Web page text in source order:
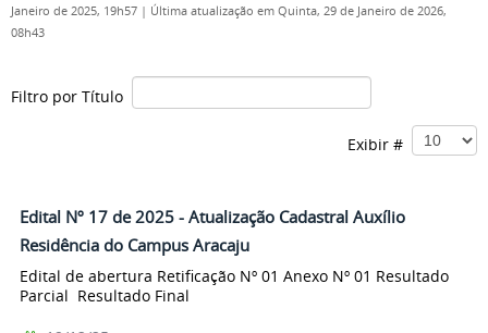
Janeiro de 2025, 19h57 | Última atualização em Quinta, 29 de Janeiro de 2026,
08h43
Filtro por Título
Exibir #
Edital Nº 17 de 2025 - Atualização Cadastral Auxílio
Residência do Campus Aracaju
Edital de abertura Retificação Nº 01 Anexo Nº 01 Resultado
Parcial Resultado Final